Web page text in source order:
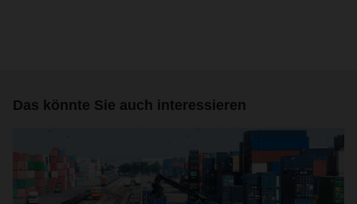
Das könnte Sie auch interessieren